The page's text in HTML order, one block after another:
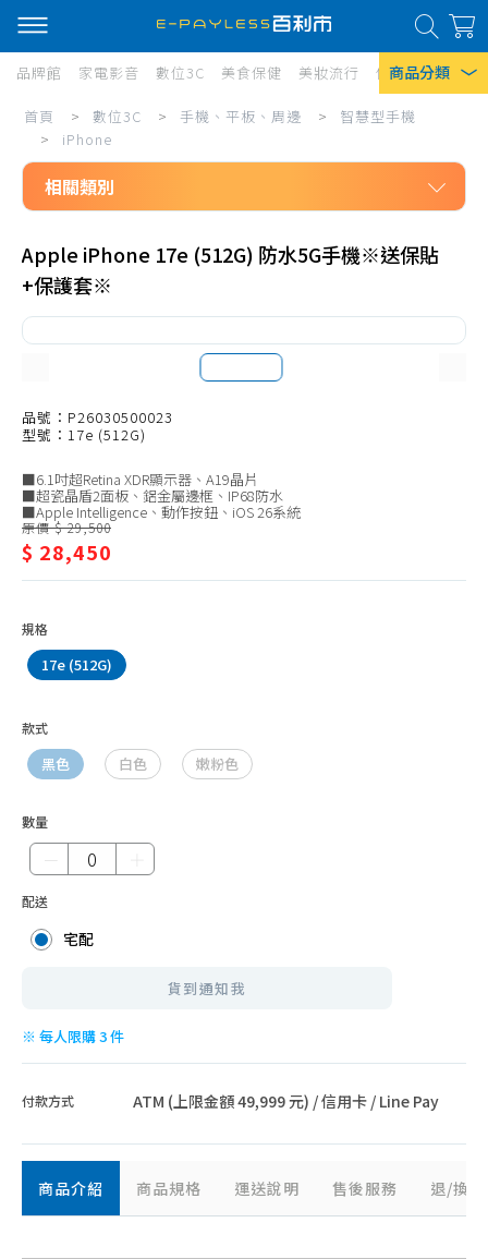
商品分類
熱門搜尋
風扇
口罩
除濕機
衛生紙
品牌館 家電影音 數位3C 美食保健 美妝流行 傢俱寢具 居
數
3C/
手
機、
平
板、
智
慧
型
手
機/iPhone
首頁 > 數位3C > 手機、平板、周邊 >
智慧型手機
>
iPhone
相關類別
手機、平板、周邊
iPhone
Realme
ASUS
SONY
Samsung
品牌智慧型手機
Apple iPhone 17e (512G) 防水5G手機※送保貼
+保護套※
品號：P26030500023
型號：17e (512G)
■6.1吋超Retina XDR顯示器、A19晶片
■超瓷晶盾2面板、鋁金屬邊框、IP68防水
■Apple Intelligence、動作按鈕、iOS 26系統
原價 $ 29,500
$ 28,450
規格
17e (512G)
款式
黑色 白色 嫩粉色
數量
配送
宅配
貨到通知我
※ 每人限購 3 件
付款方式 ATM (上限金額 49,999 元) / 信用卡 / Line Pay
商品介紹 商品規格 運送說明 售後服務 退/換